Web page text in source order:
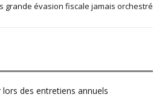
grande évasion fiscale jamais orchestré
des entretiens annuels